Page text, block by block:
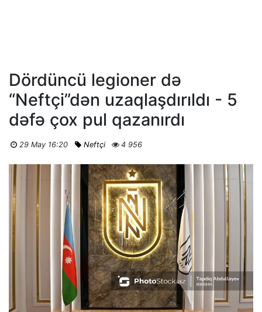
Dördüncü legioner də
“Neftçi”dən uzaqlaşdırıldı - 5
dəfə çox pul qazanırdı
29 May 16:20 Neftçi 4 956